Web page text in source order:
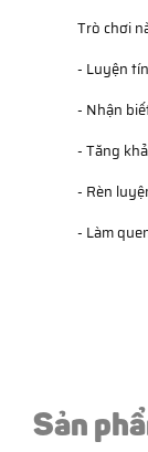
Trò chơi
- Luyện
- Nhận
- Tăng
- Rèn
- Làm
Sản